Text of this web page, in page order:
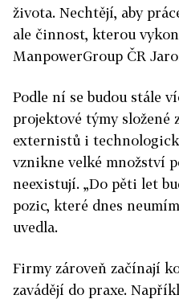
života. Nechtějí, aby
ale činnost, kterou
ManpowerGroup ČR
Podle ní se budou stále
projektové týmy složené
externistů i
vznikne velké množství
neexistují. „Do pěti let
pozic, které dnes
uvedla.
Firmy zároveň začínají
zavádějí do praxe.